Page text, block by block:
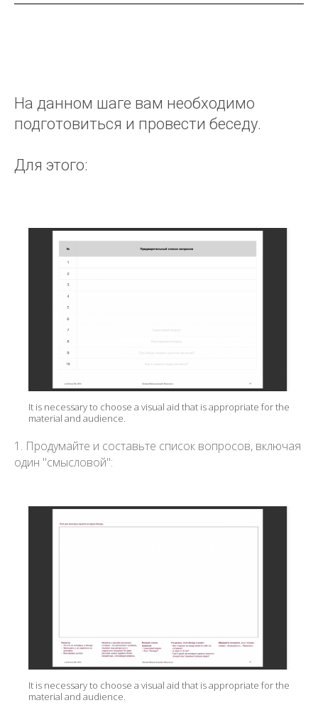
На данном шаге вам необходимо
подготовиться и провести беседу.
Для этого:
It is necessary to choose a visual aid that is appropriate for the
material and audience.
1. Продумайте и составьте список вопросов, включая
один "смысловой":
It is necessary to choose a visual aid that is appropriate for the
material and audience.